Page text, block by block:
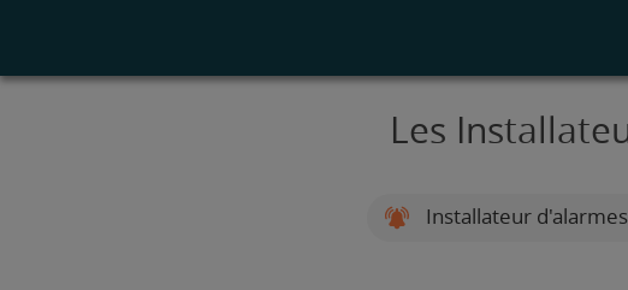
Les
Installateur